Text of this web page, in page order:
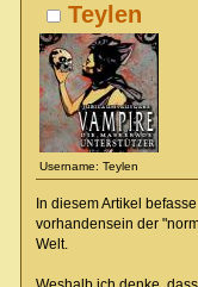
Teylen
Username: Teylen
In diesem Artikel
vorhandensein der
Welt.